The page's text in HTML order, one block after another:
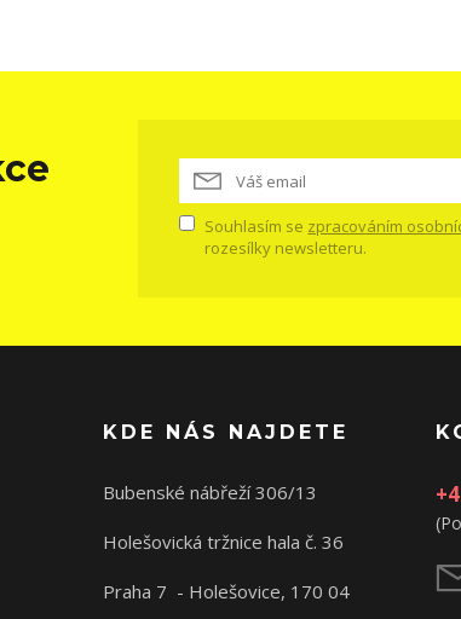
Souhlasím se zpracováním
rozesílky newsletteru.
KDE NÁS NAJDETE
Bubenské nábřeží 306/13
Holešovická tržnice hala č. 36
Praha 7 - Holešovice, 170 04